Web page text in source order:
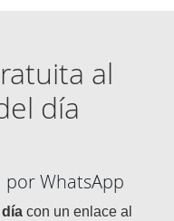
al
día
por WhatsApp
con un enlace al